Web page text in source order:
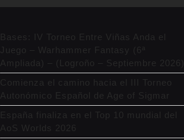
Bases: IV Torneo Entre Viñas Anda el
Juego – Warhammer Fantasy (6ª
Ampliada) – (Logroño – Septiembre 2026)
Comienza el camino hacia el III Torneo
Autonómico Español de Age of Sigmar
España finaliza en el Top 10 mundial del
AoS Worlds 2026